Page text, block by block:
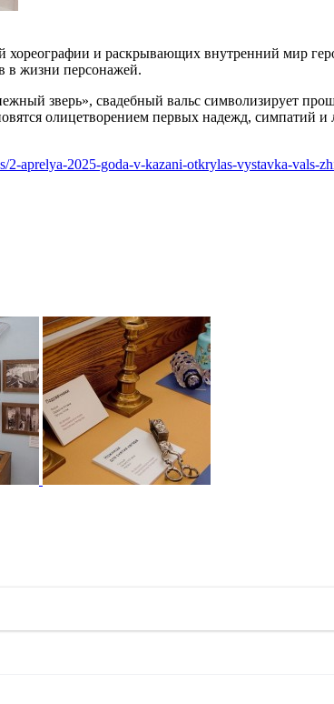
хореографии и раскрывающих внутренний мир
в жизни персонажей.
зверь», свадебный вальс символизирует
олицетворением первых надежд, симпатий и
2-aprelya-2025-goda-v-kazani-otkrylas-vystavka-vals-